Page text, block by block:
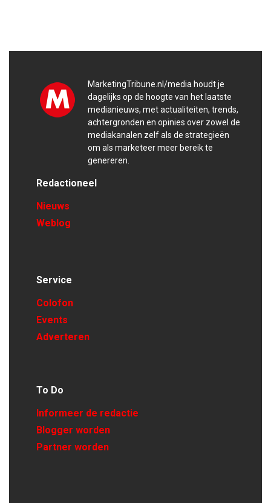
MarketingTribune.nl/media houdt je
dagelijks op de hoogte van het laatste
medianieuws, met actualiteiten, trends,
achtergronden en opinies over zowel de
mediakanalen zelf als de strategieën
om als marketeer meer bereik te
genereren.
Redactioneel
Nieuws
Weblog
Service
Colofon
Events
Adverteren
To Do
Informeer de redactie
Blogger worden
Partner worden